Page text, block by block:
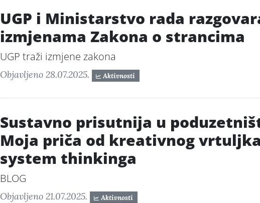
UGP i Ministarstvo rada
izmjenama Zakona o strancima
UGP traži izmjene zakona
Objavljeno 28.07.2025. Aktivnosti
Sustavno prisutnija u
Moja priča od kreativnog
system thinkinga
BLOG
Objavljeno 21.07.2025. Aktivnosti